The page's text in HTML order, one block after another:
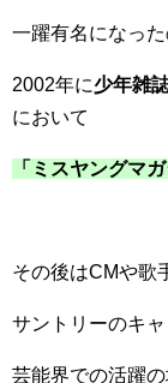
一躍有名になった
2002年に少年雑
において
「ミスヤングマガ
その後はCMや歌
サントリーのキ
芸能界での活躍の